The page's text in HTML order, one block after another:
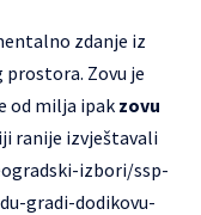
zdanje iz
prostora. Zovu je
od milja ipakzovu
ranije izvještavali
izbori/ssp-
gradi-dodikovu-